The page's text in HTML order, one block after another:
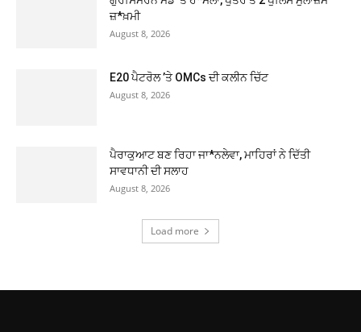
ਜ਼*ਖ਼ਮੀ
August 8, 2026
E20 ਪੈਟਰੋਲ ’ਤੇ OMCs ਦੀ ਕਲੀਨ ਚਿੱਟ
August 8, 2026
ਪੈਰਾਕੁਆਟ ਬਣ ਰਿਹਾ ਜਾ*ਨਲੇਵਾ, ਮਾਹਿਰਾਂ ਨੇ ਦਿੱਤੀ
ਸਾਵਧਾਨੀ ਦੀ ਸਲਾਹ
August 8, 2026
Load more